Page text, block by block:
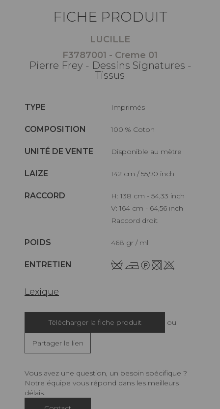
FICHE PRODUIT
LUCILLE
F3787001 - Creme 01
Pierre Frey - Dessins Signatures -
Tissus
TYPE Imprimés
COMPOSITION 100 % Coton
UNITÉ DE VENTE Disponible au mètre
LAIZE 142 cm / 55,90 inch
RACCORD
H: 138 cm - 54,33 inch
V: 164 cm - 64,56 inch
Raccord droit
POIDS 468 gr / ml
ENTRETIEN
Lexique
Télécharger la fiche produit ou
Partager le lien
Vous avez une question, un besoin spécifique ?
Notre équipe vous répond dans les meilleurs
délais.